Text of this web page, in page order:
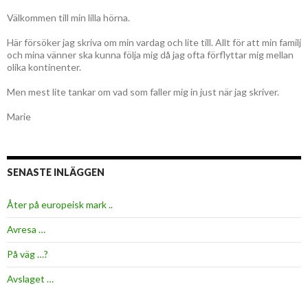
Välkommen till min lilla hörna.
Här försöker jag skriva om min vardag och lite till. Allt för att min familj
och mina vänner ska kunna följa mig då jag ofta förflyttar mig mellan
olika kontinenter.
Men mest lite tankar om vad som faller mig in just när jag skriver.
Marie
SENASTE INLÄGGEN
Åter på europeisk mark ..
Avresa …
På väg …?
Avslaget …